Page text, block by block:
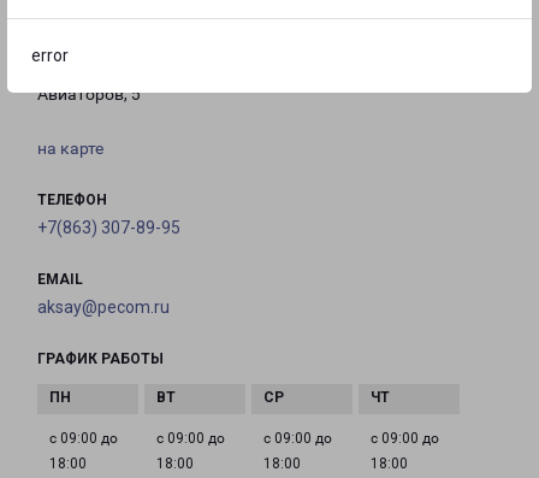
error
Россия, Ростовская область, Аксай, улица
Авиаторов, 5
на карте
ТЕЛЕФОН
+7(863) 307-89-95
EMAIL
aksay@pecom.ru
ГРАФИК РАБОТЫ
с 09:00 до
18:00
с 09:00 до
18:00
с 09:00 до
18:00
с 09:00 до
18:00